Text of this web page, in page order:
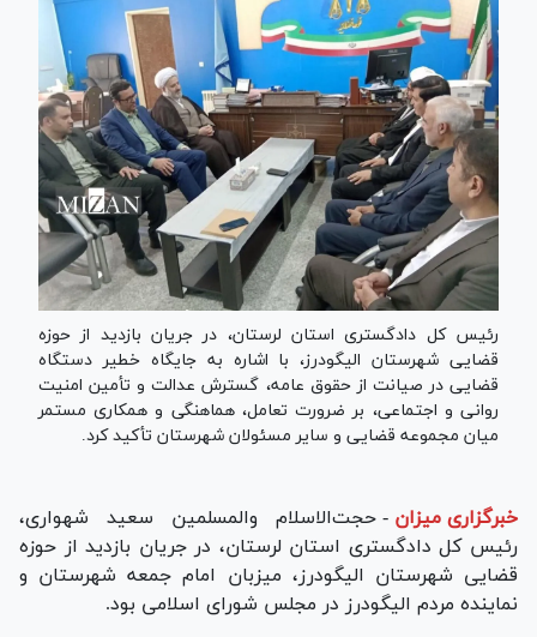
رئیس کل دادگستری استان لرستان، در جریان بازدید از حوزه
قضایی شهرستان الیگودرز، با اشاره به جایگاه خطیر دستگاه
قضایی در صیانت از حقوق عامه، گسترش عدالت و تأمین امنیت
روانی و اجتماعی، بر ضرورت تعامل، هماهنگی و همکاری مستمر
میان مجموعه قضایی و سایر مسئولان شهرستان تأکید کرد.
خبرگزاری میزان - حجت‌الاسلام والمسلمین سعید شهواری،
رئیس کل دادگستری استان لرستان، در جریان بازدید از حوزه
قضایی شهرستان الیگودرز، میزبان امام جمعه شهرستان و
نماینده مردم الیگودرز در مجلس شورای اسلامی بود.